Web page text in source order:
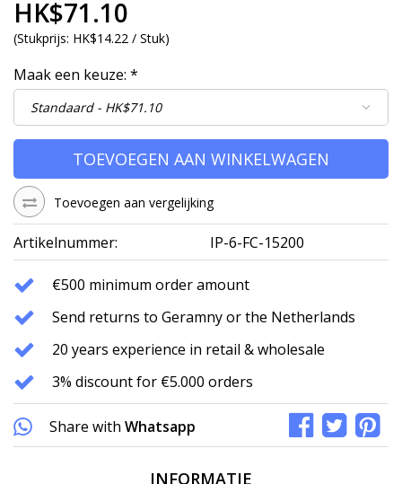
HK$71.10
(Stukprijs: HK$14.22 / Stuk)
Maak een keuze: *
TOEVOEGEN AAN WINKELWAGEN
Toevoegen aan vergelijking
Artikelnummer: IP-6-FC-15200
€500 minimum order amount
Send returns to Geramny or the Netherlands
20 years experience in retail & wholesale
3% discount for €5.000 orders
Share with Whatsapp
INFORMATIE